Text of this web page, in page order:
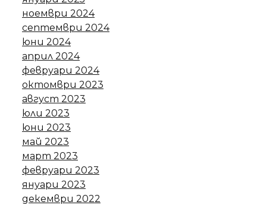
ноември 2024
септември 2024
юни 2024
април 2024
февруари 2024
октомври 2023
август 2023
юли 2023
юни 2023
май 2023
март 2023
февруари 2023
януари 2023
декември 2022